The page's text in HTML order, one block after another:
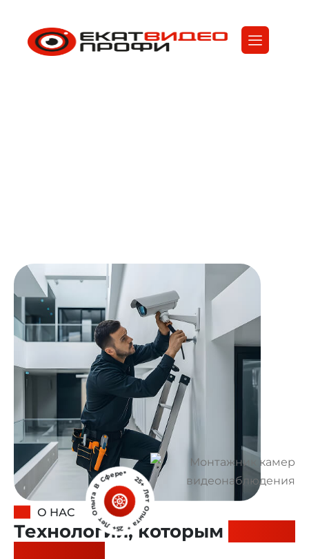
25+ Лет Опыта * 25+ Лет Опыта В Сфере*
О НАС
Технологии, которым